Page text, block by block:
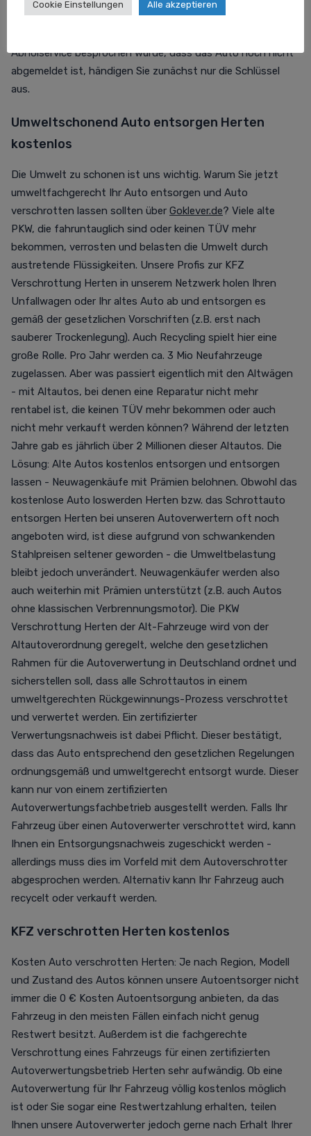
Erhalt IhrerAnfragenochmal auf. Dem Auto verschrotten
Abholservice besprochen wurde, dass das Auto noch nicht
abgemeldet ist, händigen Sie zunächst nur die Schlüssel
aus.
Umweltschonend Auto entsorgen Herten
kostenlos
Die Umwelt zu schonen ist uns wichtig. Warum Sie jetzt
umweltfachgerecht Ihr Auto entsorgen und Auto
verschrotten lassen sollten über Goklever.de? Viele alte
PKW, die fahruntauglich sind oder keinen TÜV mehr
bekommen, verrosten und belasten die Umwelt durch
austretende Flüssigkeiten. Unsere Profis zur KFZ
Verschrottung Herten in unserem Netzwerk holen Ihren
Unfallwagen oder Ihr altes Auto ab und entsorgen es
gemäß der gesetzlichen Vorschriften (z.B. erst nach
sauberer Trockenlegung). Auch Recycling spielt hier eine
große Rolle. Pro Jahr werden ca. 3 Mio Neufahrzeuge
zugelassen. Aber was passiert eigentlich mit den Altwägen
- mit Altautos, bei denen eine Reparatur nicht mehr
rentabel ist, die keinen TÜV mehr bekommen oder auch
nicht mehr verkauft werden können? Während der letzten
Jahre gab es jährlich über 2 Millionen dieser Altautos. Die
Lösung: Alte Autos kostenlos entsorgen und entsorgen
lassen - Neuwagenkäufe mit Prämien belohnen. Obwohl das
kostenlose Auto loswerden Herten bzw. das Schrottauto
entsorgen Herten bei unseren Autoverwertern oft noch
angeboten wird, ist diese aufgrund von schwankenden
Stahlpreisen seltener geworden - die Umweltbelastung
bleibt jedoch unverändert. Neuwagenkäufer werden also
auch weiterhin mit Prämien unterstützt (z.B. auch Autos
ohne klassischen Verbrennungsmotor). Die PKW
Verschrottung Herten der Alt-Fahrzeuge wird von der
Altautoverordnung geregelt, welche den gesetzlichen
Rahmen für die Autoverwertung in Deutschland ordnet und
sicherstellen soll, dass alle Schrottautos in einem
umweltgerechten Rückgewinnungs-Prozess verschrottet
und verwertet werden. Ein zertifizierter
Verwertungsnachweis ist dabei Pflicht. Dieser bestätigt,
dass das Auto entsprechend den gesetzlichen Regelungen
ordnungsgemäß und umweltgerecht entsorgt wurde. Dieser
kann nur von einem zertifizierten
Autoverwertungsfachbetrieb ausgestellt werden. Falls Ihr
Fahrzeug über einen Autoverwerter verschrottet wird, kann
Ihnen ein Entsorgungsnachweis zugeschickt werden -
allerdings muss dies im Vorfeld mit dem Autoverschrotter
abgesprochen werden. Alternativ kann Ihr Fahrzeug auch
recycelt oder verkauft werden.
KFZ verschrotten Herten kostenlos
Kosten Auto verschrotten Herten: Je nach Region, Modell
und Zustand des Autos können unsere Autoentsorger nicht
immer die 0 € Kosten Autoentsorgung anbieten, da das
Fahrzeug in den meisten Fällen einfach nicht genug
Restwert besitzt. Außerdem ist die fachgerechte
Verschrottung eines Fahrzeugs für einen zertifizierten
Autoverwertungsbetrieb Herten sehr aufwändig. Ob eine
Autoverwertung für Ihr Fahrzeug völlig kostenlos möglich
ist oder Sie sogar eine Restwertzahlung erhalten, teilen
Ihnen unsere Autoverwerter jedoch gerne nach Erhalt Ihrer
Cookie Einstellungen Alle akzeptieren